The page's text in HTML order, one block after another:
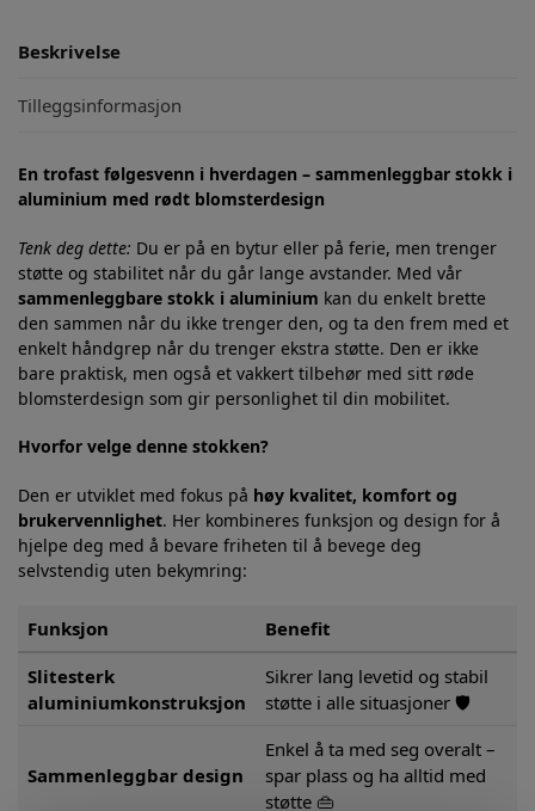
Beskrivelse
Tilleggsinformasjon
En trofast følgesvenn i hverdagen – sammenleggbar stokk i
aluminium med rødt blomsterdesign
Tenk deg dette: Du er på en bytur eller på ferie, men trenger
støtte og stabilitet når du går lange avstander. Med vår
sammenleggbare stokk i aluminium kan du enkelt brette
den sammen når du ikke trenger den, og ta den frem med et
enkelt håndgrep når du trenger ekstra støtte. Den er ikke
bare praktisk, men også et vakkert tilbehør med sitt røde
blomsterdesign som gir personlighet til din mobilitet.
Hvorfor velge denne stokken?
Den er utviklet med fokus på høy kvalitet, komfort og
brukervennlighet. Her kombineres funksjon og design for å
hjelpe deg med å bevare friheten til å bevege deg
selvstendig uten bekymring:
Funksjon
Benefit
Slitesterk
aluminiumkonstruksjon
Sikrer lang levetid og stabil
støtte i alle situasjoner 🛡️
Sammenleggbar design
Enkel å ta med seg overalt –
spar plass og ha alltid med
støtte 👜